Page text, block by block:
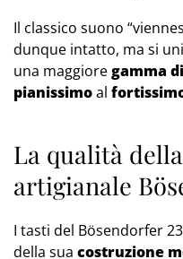
Il classico suono
dunque intatto, ma si
una maggioregamma
pianissimoal
La qualità
artigianale
I tasti del Bösendorfer
della sua costruzione